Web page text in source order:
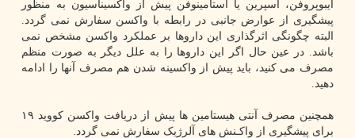
ایبوپروفن، آسپرین یا استامینوفن پیش از واکسیناسیون به منظور
پیشگیری از عوارض جانبی در رابطه با واکسن سفارش نمی گردد.
البته چگونگی اثرگذاری این داروها بر عملکرد واکسن مشخص نمی
باشد. در عین حال اگر این داروها را به علل دیگر به صورت منظم
مصرف می کنید، باید پیش از واکسینه شدن هم مصرف آنها را ادامه
دهید.
همچنین مصرف آنتی هیستامین ها پیش از دریافت واکسن کووید ۱۹
برای پیشگیری از واکـنش های آلرژیک سفارش نمی گردد.